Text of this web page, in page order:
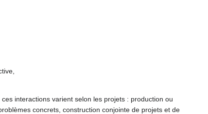
interactions varient selon les projets : production ou
concrets, construction conjointe de projets et de